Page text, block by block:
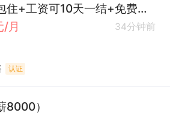
柔式技师（包吃包住+工资可10天一结+免费培训）
月
34分钟前
认证
8000）